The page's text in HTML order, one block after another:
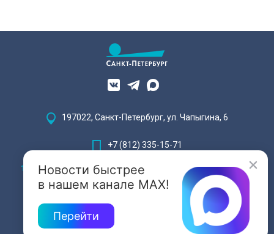
Новости быстрее
в нашем канале MAX!
Перейти
197022, Санкт-Петербург, ул. Чапыгина, 6
+7 (812) 335-15-71
Внимание! Отдельные видеоматериалы, размещенные на настоящем
сайте, могут содержать информацию, предназначенную для лиц,
достигших 18 лет.